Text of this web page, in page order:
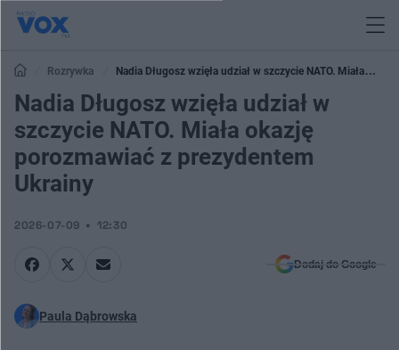
Rozrywka
Nadia Długosz wzięła udział w szczycie NATO. Miała
okazję porozmawiać z prezydentem Ukrainy
Nadia Długosz wzięła udział w
szczycie NATO. Miała okazję
porozmawiać z prezydentem
Ukrainy
2026-07-09 12:30
Dodaj do Google
Paula Dąbrowska